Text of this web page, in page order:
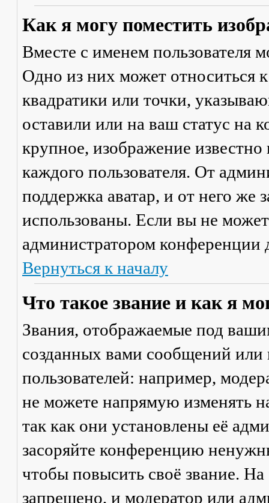
Как я могу поместить
Вместе с именем пользователя
Одно из них может относиться
квадратики или точки,
оставили или на ваш статус на
крупное, изображение
каждого пользователя. От
поддержка аватар, и от него же
использованы. Если вы не
администратором конференции
Вернуться к началу
Что такое звание и как я
Звания, отображаемые под
созданных вами сообщений
пользователей: например,
не можете напрямую изменять
так как они установлены её
засоряйте конференцию
чтобы повысить своё звание.
запрещено, и модератор или